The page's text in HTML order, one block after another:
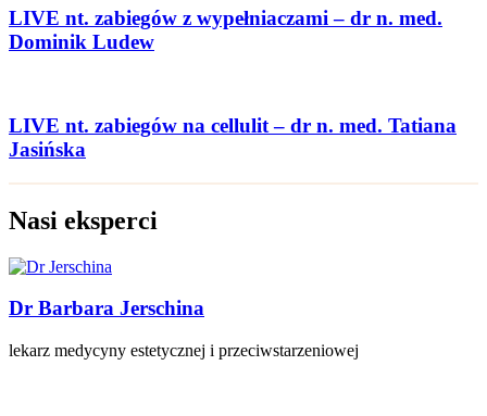
LIVE nt. zabiegów z wypełniaczami – dr n. med.
Dominik Ludew
LIVE nt. zabiegów na cellulit – dr n. med. Tatiana
Jasińska
Nasi eksperci
Dr Barbara Jerschina
lekarz medycyny estetycznej i przeciwstarzeniowej